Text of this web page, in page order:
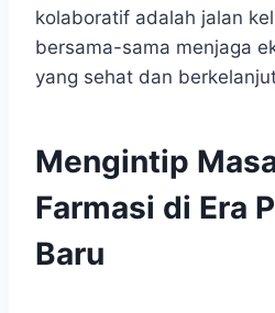
kolaboratif adalah jalan
bersama-sama menjaga
yang sehat dan
Mengintip
Farmasi di Era
Baru